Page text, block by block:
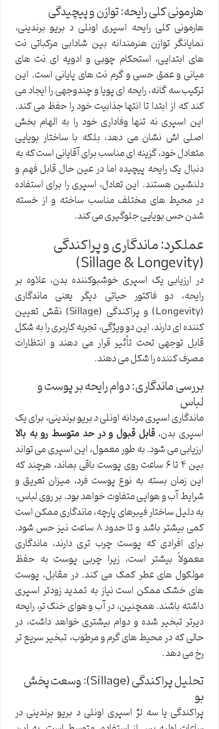
هارمونی کلی رایحه: توازن و پیچیدگی
هارمونی کلی رایحه اسپری اونلی د بریو برندینی،
نمایانگر توازن هنرمندانه بین شادابی مرکباتی نت
های ابتدایی، استحکام چوبی و ادویه ای نت های
میانی و عمق حسی و گرم نت های پایانی است. این
ترکیب سه گانه، رایحه ای پویا و چندوجهی را ایجاد می
کند که از ابتدا تا انتها جذابیت خود را حفظ می کند.
این اسپری نه تنها وفاداری خود را به الهام بخش
اصلی اش نشان می دهد، بلکه با ساختار بویایی
متعادل خود، گزینه ای مناسب برای آقایانی است که به
دنبال یک رایحه پیچیده اما در عین حال قابل فهم و
دلنشین هستند. این تعادل، اسپری را برای استفاده
در محیط های مختلف مناسب ساخته و از خسته
شدن حس بویایی جلوگیری می کند.
عملکرد: ماندگاری و پراکندگی
(Sillage & Longevity)
در ارزیابی یک اسپری خوشبوکننده بدن، علاوه بر
رایحه، دو فاکتور حیاتی دیگر یعنی ماندگاری
(Longevity) و پراکندگی (Sillage) نقش تعیین
کننده ای دارند. این دو ویژگی، تجربه کاربری را به شکل
قابل توجهی تحت تأثیر قرار می دهند و انتظارات
مصرف کننده را شکل می دهند.
بررسی ماندگاری: دوام رایحه بر پوست و
لباس
ماندگاری اسپری مردانه اونلی د بریو برندینی، برای یک
اسپری بدن،قابل قبول و در حد متوسط رو به بالا
ارزیابی می شود. به طور معمول، این اسپری می تواند
بین ۴ تا ۶ ساعت روی پوست باقی بماند، هرچند که
این زمان بسته به نوع پوست فرد، میزان تعریق و
شرایط آب و هوایی متفاوت خواهد بود. بر روی لباس،
به دلیل ساختار فیبرهای پارچه، ماندگاری ممکن است
کمی بیشتر باشد و تا حدود ۸ ساعت نیز حس شود.
برای افرادی که پوست چرب تری دارند، ماندگاری
معمولاً بیشتر است، زیرا چربی پوست به حفظ
مولکول های عطر کمک می کند. در مقابل، پوست
های خشک ممکن است نیاز به تمدید زودتر اسپری
داشته باشند. همچنین، در آب و هوای خنک تر، رایحه
دیرتر تبخیر شده و دوام بیشتری خواهد داشت، در
حالی که در محیط های گرم و مرطوب، تبخیر سریع تر
رخ می دهد.
تحلیل پراکندگی (Sillage): وسعت پخش
بو
پراکندگی یا سه لژ اسپری اونلی د بریو برندینی در